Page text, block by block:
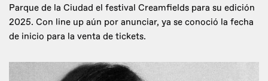
Parque de la Ciudad el festival Creamfields para su edición
2025. Con line up aún por anunciar, ya se conoció la fecha
de inicio para la venta de tickets.